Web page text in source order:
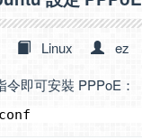
Linux ez
令即可安裝 PPPoE：